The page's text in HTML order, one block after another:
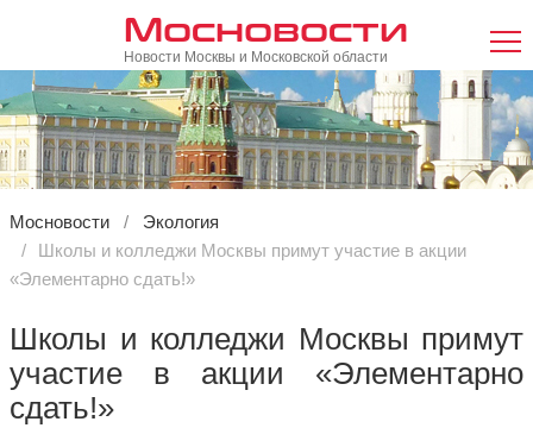
Мосновости
Новости Москвы и Московской области
Мосновости
Экология
Школы и колледжи Москвы примут участие в акции
«Элементарно сдать!»
Школы и колледжи Москвы примут
участие в акции «Элементарно
сдать!»